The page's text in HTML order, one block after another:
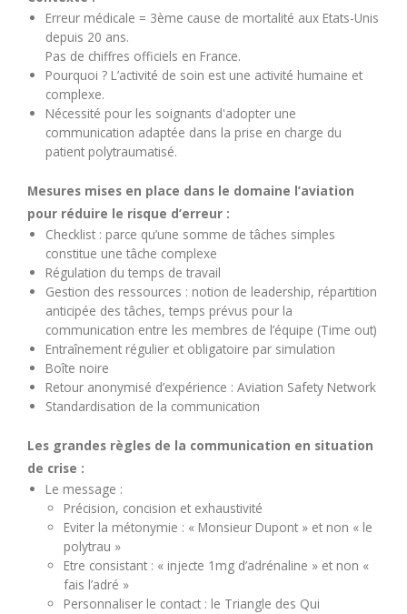
Erreur médicale = 3ème cause de mortalité aux Etats-Unis
depuis 20 ans.
Pas de chiffres officiels en France.
Pourquoi ? L’activité de soin est une activité humaine et
complexe.
Nécessité pour les soignants d'adopter une
communication adaptée dans la prise en charge du
patient polytraumatisé.
Mesures mises en place dans le domaine l’aviation
pour réduire le risque d’erreur :
Checklist : parce qu’une somme de tâches simples
constitue une tâche complexe
Régulation du temps de travail
Gestion des ressources : notion de leadership, répartition
anticipée des tâches, temps prévus pour la
communication entre les membres de l’équipe (Time out)
Entraînement régulier et obligatoire par simulation
Boîte noire
Retour anonymisé d’expérience : Aviation Safety Network
Standardisation de la communication
Les grandes règles de la communication en situation
de crise :
Le message :
Précision, concision et exhaustivité
Eviter la métonymie : « Monsieur Dupont » et non « le
polytrau »
Etre consistant : « injecte 1mg d’adrénaline » et non «
fais l’adré »
Personnaliser le contact : le Triangle des Qui